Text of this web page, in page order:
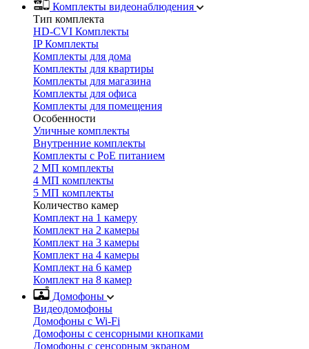
Комплекты видеонаблюдения
Тип комплекта
HD-CVI Комплекты
IP Комплекты
Комплекты для дома
Комплекты для квартиры
Комплекты для магазина
Комплекты для офиса
Комплекты для помещения
Особенности
Уличные комплекты
Внутренние комплекты
Комплекты с PoE питанием
2 МП комплекты
4 МП комплекты
5 МП комплекты
Количество камер
Комплект на 1 камеру
Комплект на 2 камеры
Комплект на 3 камеры
Комплект на 4 камеры
Комплект на 6 камер
Комплект на 8 камер
Домофоны
Видеодомофоны
Домофоны с Wi-Fi
Домофоны с сенсорными кнопками
Домофоны с сенсорным экраном